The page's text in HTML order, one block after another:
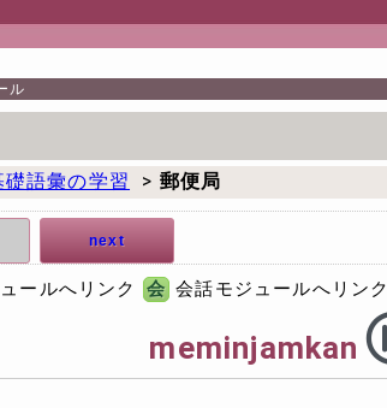
ル
礎語彙の学習 > 郵便局
next
ールへリンク 会 会話モジュールへリンク
meminjamkan